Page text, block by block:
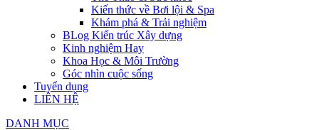
Kiến thức về Bơi lội & Spa
Khám phá & Trải nghiệm
BLog Kiến trúc Xây dựng
Kinh nghiệm Hay
Khoa Học & Môi Trường
Góc nhìn cuộc sống
Tuyển dụng
LIÊN HỆ
DANH MỤC